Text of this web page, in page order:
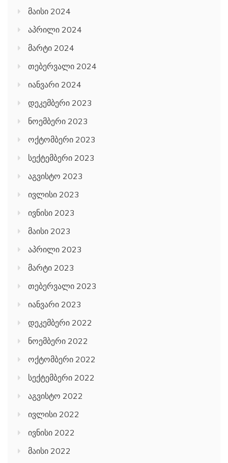
მაისი 2024
აპრილი 2024
მარტი 2024
თებერვალი 2024
იანვარი 2024
დეკემბერი 2023
ნოემბერი 2023
ოქტომბერი 2023
სექტემბერი 2023
აგვისტო 2023
ივლისი 2023
ივნისი 2023
მაისი 2023
აპრილი 2023
მარტი 2023
თებერვალი 2023
იანვარი 2023
დეკემბერი 2022
ნოემბერი 2022
ოქტომბერი 2022
სექტემბერი 2022
აგვისტო 2022
ივლისი 2022
ივნისი 2022
მაისი 2022